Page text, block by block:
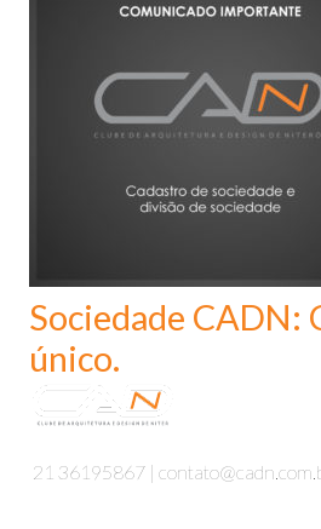
Sociedade CADN:
único.
21 36195867 |